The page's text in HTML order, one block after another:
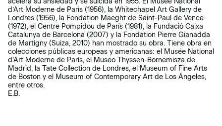
d’Art Moderne de París (1956), la Whitechapel Art Gallery de
Londres (1956), la Fondation Maeght de Saint-Paul de Vence
(1972), el Centre Pompidou de París (1981), la Fundació Caixa
Catalunya de Barcelona (2007) y la Fondation Pierre Gianadda
de Martigny (Suiza, 2010) han mostrado su obra. Tiene obra en
colecciones públicas europeas y americanas: el Musée National
d’Art Moderne de París, el Museo Thyssen-Bornemisza de
Madrid, la Tate Collection de Londres, el Museum of Fine Arts
de Boston y el Museum of Contemporary Art de Los Ángeles,
entre otros.
E.B.